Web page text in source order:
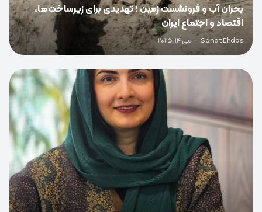
بحران آب و فرونشست زمین ؛ تهدیدی برای زیرساخت‌ها،
اقتصاد و اجتماع ایران
Sanat Ehdas
· می 14, 2025